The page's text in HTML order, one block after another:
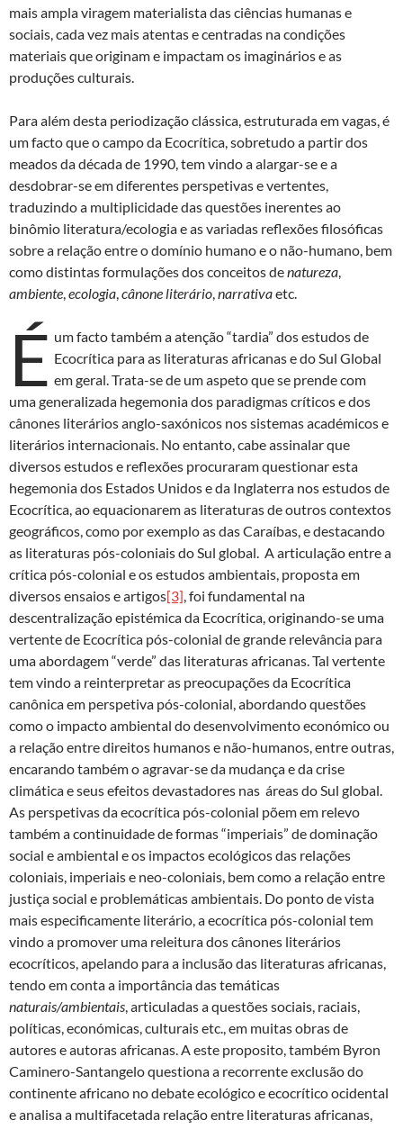
mais ampla viragem materialista das ciências humanas e
sociais, cada vez mais atentas e centradas na condições
materiais que originam e impactam os imaginários e as
produções culturais.
Para além desta periodização clássica, estruturada em vagas, é
um facto que o campo da Ecocrítica, sobretudo a partir dos
meados da década de 1990, tem vindo a alargar-se e a
desdobrar-se em diferentes perspetivas e vertentes,
traduzindo a multiplicidade das questões inerentes ao
binômio literatura/ecologia e as variadas reflexões filosóficas
sobre a relação entre o domínio humano e o não-humano, bem
como distintas formulações dos conceitos denatureza,
ambiente,ecologia,cânone literário,narrativaetc.
É um facto também a atenção “tardia” dos estudos de
Ecocrítica para as literaturas africanas e do Sul Global
em geral. Trata-se de um aspeto que se prende com
uma generalizada hegemonia dos paradigmas críticos e dos
cânones literários anglo-saxónicos nos sistemas académicos e
literários internacionais. No entanto, cabe assinalar que
diversos estudos e reflexões procuraram questionar esta
hegemonia dos Estados Unidos e da Inglaterra nos estudos de
Ecocrítica, ao equacionarem as literaturas de outros contextos
geográficos, como por exemplo as das Caraíbas, e destacando
as literaturas pós-coloniais do Sul global. A articulação entre a
crítica pós-colonial e os estudos ambientais, proposta em
diversos ensaios e artigos[3], foi fundamental na
descentralização epistémica da Ecocrítica, originando-se uma
vertente de Ecocrítica pós-colonial de grande relevância para
uma abordagem “verde” das literaturas africanas. Tal vertente
tem vindo a reinterpretar as preocupações da Ecocrítica
canônica em perspetiva pós-colonial, abordando questões
como o impacto ambiental do desenvolvimento económico ou
a relação entre direitos humanos e não-humanos, entre outras,
encarando também o agravar-se da mudança e da crise
climática e seus efeitos devastadores nas áreas do Sul global.
As perspetivas da ecocrítica pós-colonial põem em relevo
também a continuidade de formas “imperiais” de dominação
social e ambiental e os impactos ecológicos das relações
coloniais, imperiais e neo-coloniais, bem como a relação entre
justiça social e problemáticas ambientais. Do ponto de vista
mais especificamente literário, a ecocrítica pós-colonial tem
vindo a promover uma releitura dos cânones literários
ecocríticos, apelando para a inclusão das literaturas africanas,
tendo em conta a importância das temáticas
naturais/ambientais, articuladas a questões sociais, raciais,
políticas, económicas, culturais etc., em muitas obras de
autores e autoras africanas. A este proposito, também Byron
Caminero-Santangelo questiona a recorrente exclusão do
continente africano no debate ecológico e ecocrítico ocidental
e analisa a multifacetada relação entre literaturas africanas,